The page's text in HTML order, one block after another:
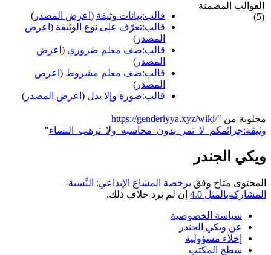
القوالب المضمنة
(5)
قالب:بيانات وثيقة ( اعرض المصدر )
قالب:تعرّف على نوع الوثيقة ( اعرض
المصدر )
قالب:صف معلم ضروري ( اعرض
المصدر )
قالب:صف معلم مشروط ( اعرض
المصدر )
قالب:صورة وإلا بدل ( اعرض المصدر )
مجلوبة من "https://genderiyya.xyz/wiki/
وثيقة:جرائمكم_لا_تمر_بدون_محاسبه_ولا_ترهب_النساء"
ويكي الجندر
المحتوى متاح وفق برخصة المشاع الإبداعي: النِّسبة-
المشاركةبالمثل 4.0
إن لم يرد خلاف ذلك.
سياسة الخصوصية
عن ويكي الجندر
إخلاء مسؤولية
سطح المكتب